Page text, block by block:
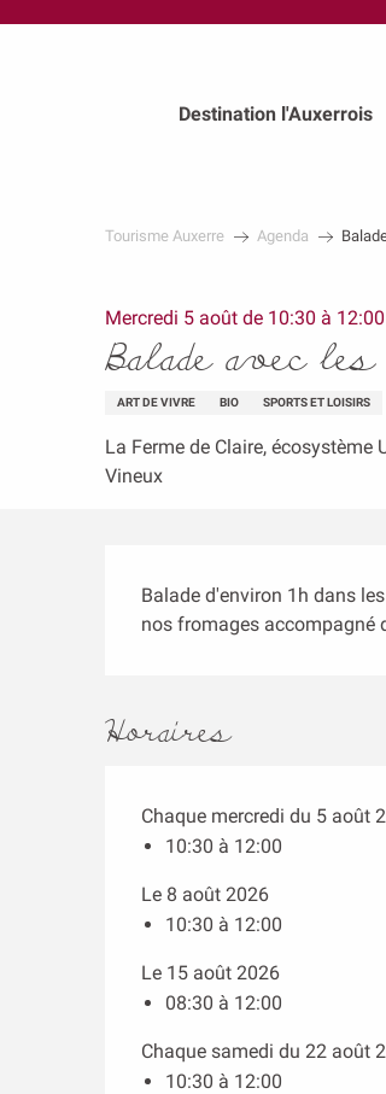
Destination l'Auxerrois
Tourisme Auxerre Agenda
Mercredi 5 août de 10:30 à
Balade avec
ART DE VIVRE BIO SPORTS ET LOISIRS
La Ferme de Claire, écosystème
Vineux
Balade d'environ 1h dans
nos fromages accompagné
Horaires
Chaque mercredi du 5 août
10:30 à 12:00
Le 8 août 2026
10:30 à 12:00
Le 15 août 2026
08:30 à 12:00
Chaque samedi du 22 août
10:30 à 12:00